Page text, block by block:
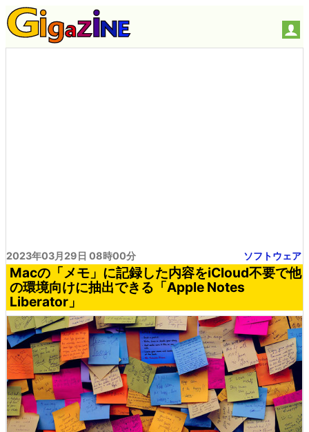
2023年03月29日 08時00分 ソフトウェア
Macの「メモ」に記録した内容をiCloud不要で他
の環境向けに抽出できる「Apple Notes
Liberator」